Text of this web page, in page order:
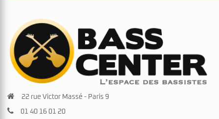
22 rue Victor Massé - Paris 9
01 40 16 01 20